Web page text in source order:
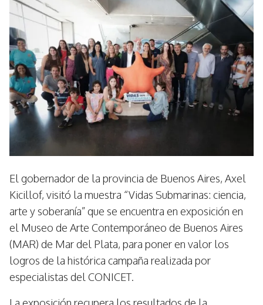
El gobernador de la provincia de Buenos Aires, Axel
Kicillof, visitó la muestra “Vidas Submarinas: ciencia,
arte y soberanía” que se encuentra en exposición en
el Museo de Arte Contemporáneo de Buenos Aires
(MAR) de Mar del Plata, para poner en valor los
logros de la histórica campaña realizada por
especialistas del CONICET.